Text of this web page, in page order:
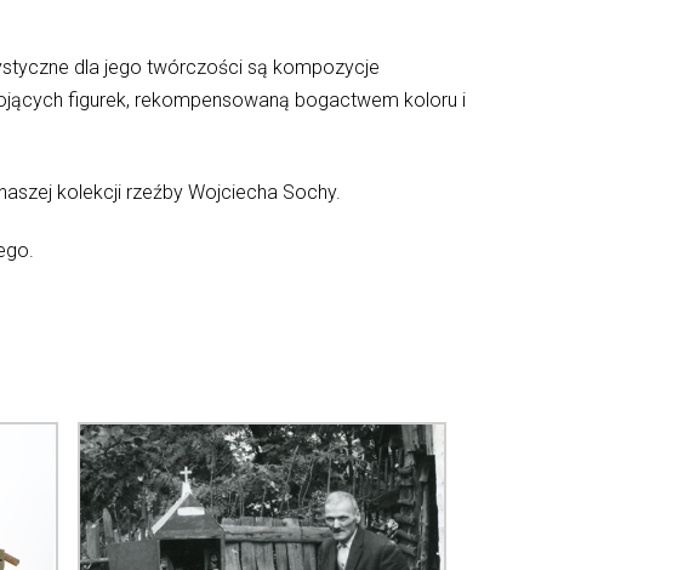
dla jego twórczości są kompozycje
figurek, rekompensowaną bogactwem koloru i
kolekcji rzeźby Wojciecha Sochy.